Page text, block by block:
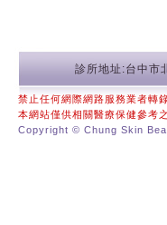
診所地址:台中
禁止任何網際網路服務業者轉
本網站僅供相關醫療保健參考
Copyright © Chung Skin